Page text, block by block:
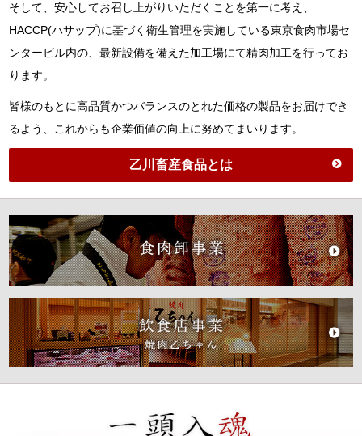
そして、安心してお召し上がりいただくことを第一に考え、
HACCP(ハサップ)に基づく衛生管理を実施している東京食肉市場セ
ンタービル内の、最新設備を備えた加工場にて精肉加工を行ってお
ります。
皆様のもとに高品質かつバランスのとれた価格の製品をお届けでき
るよう、これからも企業価値の向上に努めてまいります。
乙川畜産食品とは